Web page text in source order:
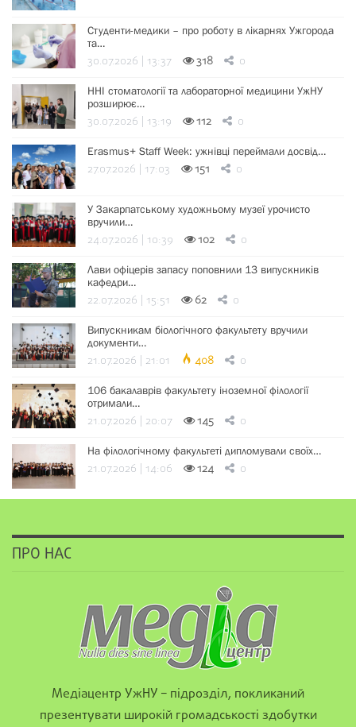
Студенти-медики – про роботу в лікарнях Ужгорода
та…
30.07.2026 | 13:37 318 0
ННІ стоматології та лабораторної медицини УжНУ
розширює…
30.07.2026 | 13:19 112 0
Erasmus+ Staff Week: ужнівці переймали досвід…
27.07.2026 | 17:03 151 0
У Закарпатському художньому музеї урочисто
вручили…
24.07.2026 | 10:39 102 0
Лави офіцерів запасу поповнили 13 випускників
кафедри…
22.07.2026 | 15:51 62 0
Випускникам біологічного факультету вручили
документи…
21.07.2026 | 21:01 408 0
106 бакалаврів факультету іноземної філології
отримали…
21.07.2026 | 20:07 145 0
На філологічному факультеті дипломували своїх…
21.07.2026 | 14:06 124 0
ПРО НАС
Медіацентр УжНУ – підрозділ, покликаний
презентувати широкій громадськості здобутки